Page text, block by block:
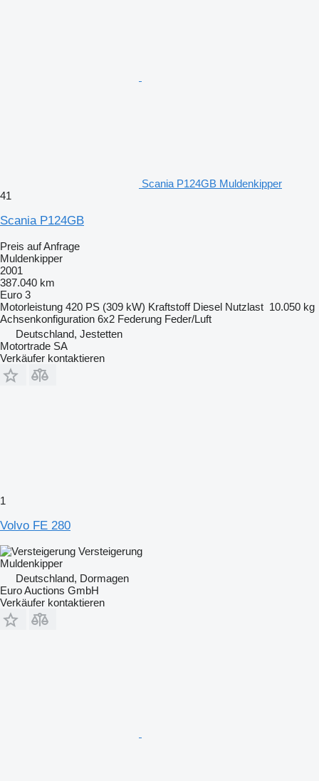
Scania P124GB Muldenkipper
41
Scania P124GB
Preis auf Anfrage
Muldenkipper
2001
387.040 km
Euro 3
Motorleistung 420 PS (309 kW) Kraftstoff Diesel Nutzlast 10.050 kg
Achsenkonfiguration 6x2 Federung Feder/Luft
Deutschland, Jestetten
Motortrade SA
Verkäufer kontaktieren
1
Volvo FE 280
Versteigerung
Muldenkipper
Deutschland, Dormagen
Euro Auctions GmbH
Verkäufer kontaktieren